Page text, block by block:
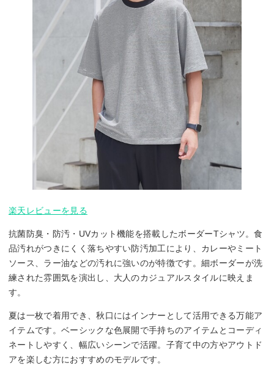
楽天レビューを見る
抗菌防臭・防汚・UVカット機能を搭載したボーダーTシャツ。食
品汚れがつきにくく落ちやすい防汚加工により、カレーやミート
ソース、ラー油などの汚れに強いのが特徴です。細ボーダーが洗
練された雰囲気を演出し、大人のカジュアルスタイルに映えま
す。
夏は一枚で着用でき、秋口にはインナーとして活用できる万能ア
イテムです。ベーシックな色展開で手持ちのアイテムとコーディ
ネートしやすく、幅広いシーンで活躍。子育て中の方やアウトド
アを楽しむ方におすすめのモデルです。